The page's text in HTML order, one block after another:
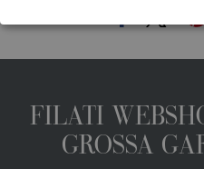
FILATI
GROSSA